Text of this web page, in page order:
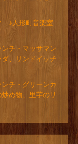
♪人形町音楽室
チ・マッサマン
、サンドイッチ
チ・グリーンカ
め物、里芋のサ